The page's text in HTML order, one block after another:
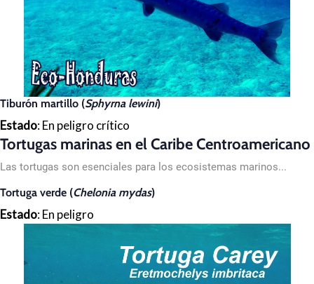
Tiburón martillo (Sphyrna lewini)
Estado: En peligro crítico
Tortugas marinas en el Caribe Centroamericano
Las tortugas son esenciales para los ecosistemas marinos...
Tortuga verde (Chelonia mydas)
Estado: En peligro